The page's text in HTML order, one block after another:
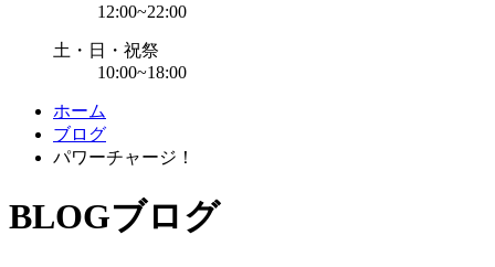
12:00~22:00
土・日・祝祭
10:00~18:00
ホーム
ブログ
パワーチャージ！
BLOGブログ